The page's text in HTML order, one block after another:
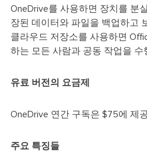
OneDrive를 사용하면 장치를 분
장된 데이터와 파일을 백업하고
클라우드 저장소를 사용하면
하는 모든 사람과 공동 작업을 수
유료 버전의 요금제
OneDrive 연간 구독은 $75에 제
주요 특징들